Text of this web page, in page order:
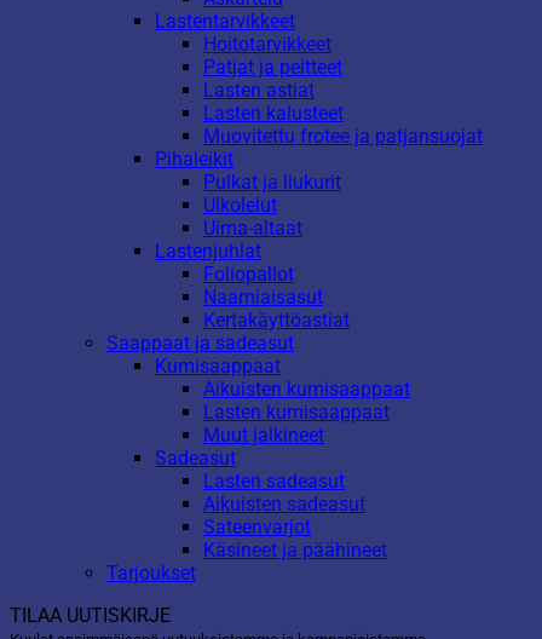
Lastentarvikkeet
Hoitotarvikkeet
Patjat ja peitteet
Lasten astiat
Lasten kalusteet
Muovitettu frotee ja patjansuojat
Pihaleikit
Pulkat ja liukurit
Ulkolelut
Uima-altaat
Lastenjuhlat
Foliopallot
Naamiaisasut
Kertakäyttöastiat
Saappaat ja sadeasut
Kumisaappaat
Aikuisten kumisaappaat
Lasten kumisaappaat
Muut jalkineet
Sadeasut
Lasten sadeasut
Aikuisten sadeasut
Sateenvarjot
Käsineet ja päähineet
Tarjoukset
TILAA UUTISKIRJE